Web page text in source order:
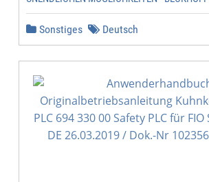
Sonstiges Deutsch